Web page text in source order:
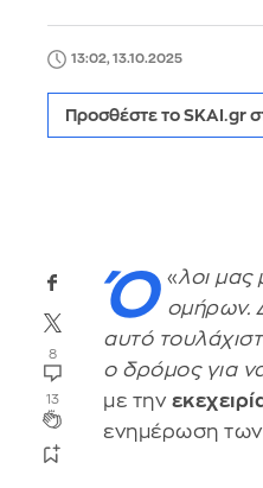
13:02, 13.10.2025
Προσθέστε το SKAI.gr
8
13
«
Ό
λοι μας
ομήρων.
αυτό
ο δρόμος για
με την
ενημέρωση των